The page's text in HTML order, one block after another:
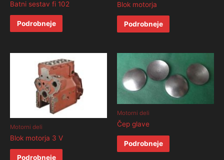
Batni sestav fi 102
Podrobneje
Blok motorja
Podrobneje
Motorni deli
Blok motorja 3 V
Podrobneje
Motorni deli
Čep glave
Podrobneje